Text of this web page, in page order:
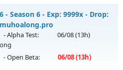
mới
https://muhoalong.pro
máy chủ
vào 19h ngày
- Season 6 - Exp: 9999x - Drop:
- Alpha Test: 06/08(13h)
- Open Beta: 06/08(13h)